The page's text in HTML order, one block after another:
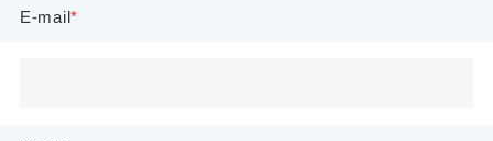
E-mail